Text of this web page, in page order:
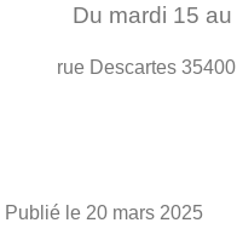
Du mardi 15 au
rue Descartes 35400
Publié le 20 mars 2025